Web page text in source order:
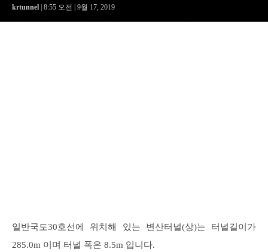
krtunnel | 8:55 오전 | 9월 17, 2019
일반국도30호선에 위치해 있는 변산터널(상)는 터널길이가
285.0m 이며 터널 폭은 8.5m 입니다.